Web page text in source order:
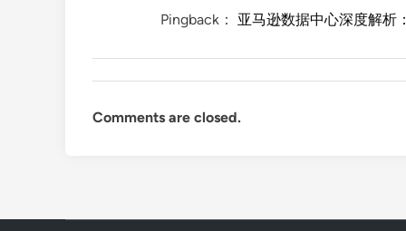
Pingback： 亚马逊数据中心深度解析
Comments are closed.